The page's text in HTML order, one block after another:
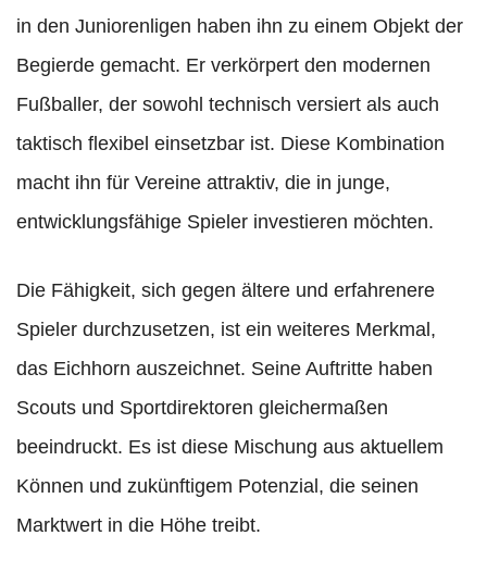
in den Juniorenligen haben ihn zu einem Objekt der
Begierde gemacht. Er verkörpert den modernen
Fußballer, der sowohl technisch versiert als auch
taktisch flexibel einsetzbar ist. Diese Kombination
macht ihn für Vereine attraktiv, die in junge,
entwicklungsfähige Spieler investieren möchten.
Die Fähigkeit, sich gegen ältere und erfahrenere
Spieler durchzusetzen, ist ein weiteres Merkmal,
das Eichhorn auszeichnet. Seine Auftritte haben
Scouts und Sportdirektoren gleichermaßen
beeindruckt. Es ist diese Mischung aus aktuellem
Können und zukünftigem Potenzial, die seinen
Marktwert in die Höhe treibt.